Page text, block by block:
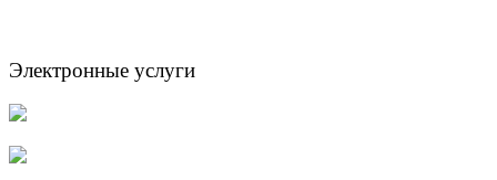
Электронные услуги